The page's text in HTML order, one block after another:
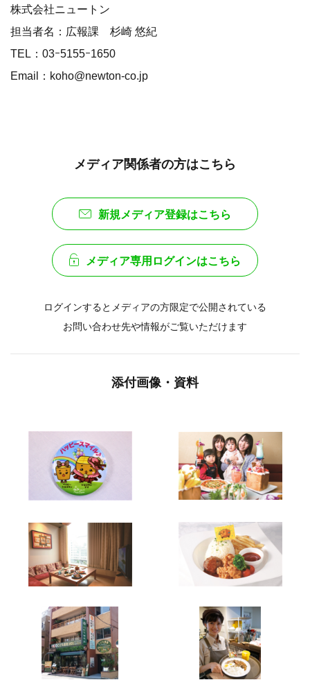
株式会社ニュートン
担当者名：広報課 杉崎 悠紀
TEL：03ｰ5155ｰ1650
Email：koho@newton-co.jp
メディア関係者の方はこちら
新規メディア登録はこちら
メディア専用ログインはこちら
ログインするとメディアの方限定で公開されている
お問い合わせ先や情報がご覧いただけます
添付画像・資料